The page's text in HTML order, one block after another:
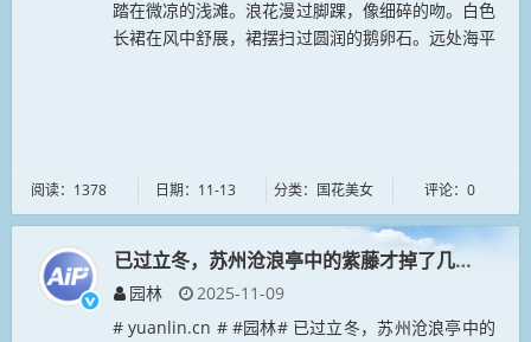
踏在微凉的浅滩。浪花漫过脚踝，像细碎的吻。白色
长裙在风中舒展，裙摆扫过圆润的鹅卵石。远处海平
阅读：1378 日期：11-13 分类：国花美女 评论：0
已过立冬，苏州沧浪亭中的紫藤才掉了几片黄叶
园林
2025-11-09
# yuanlin.cn # #园林# 已过立冬，苏州沧浪亭中的